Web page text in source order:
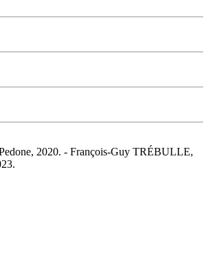
2020. - François-Guy TRÉBULLE,